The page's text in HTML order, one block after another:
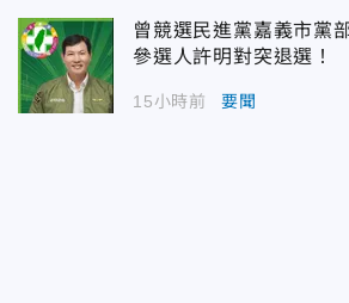
曾競選民進黨嘉義市黨
參選人許明對突退選！
15小時前 要聞